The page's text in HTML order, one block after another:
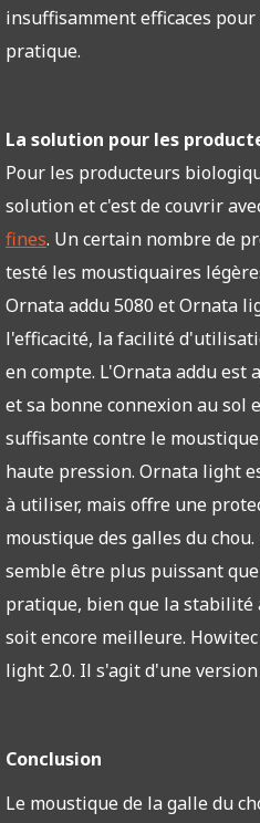
insuffisamment efficaces
pratique.
La solution pour les
Pour les producteurs
solution et c'est de couvrir
fines. Un certain nombre de
testé les moustiquaires
Ornata addu 5080 et Ornata
l'efficacité, la facilité
en compte. L'Ornata addu
et sa bonne connexion au sol
suffisante contre le
haute pression. Ornata light
à utiliser, mais offre une
moustique des galles du
semble être plus puissant
pratique, bien que la stabilité
soit encore meilleure.
light 2.0. Il s'agit d'une
Conclusion
Le moustique de la galle du